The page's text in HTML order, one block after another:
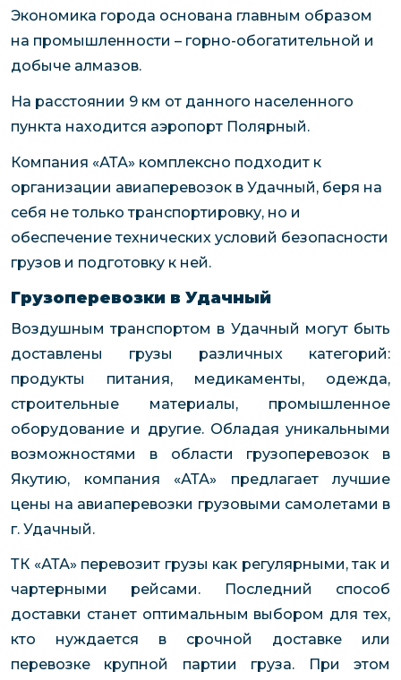
Экономика города основана главным образом
на промышленности – горно-обогатительной и
добыче алмазов.
На расстоянии 9 км от данного населенного
пункта находится аэропорт Полярный.
Компания «АТА» комплексно подходит к
организации авиаперевозок в Удачный, беря на
себя не только транспортировку, но и
обеспечение технических условий безопасности
грузов и подготовку к ней.
Грузоперевозки в Удачный
Воздушным транспортом в Удачный могут быть
доставлены грузы различных категорий:
продукты питания, медикаменты, одежда,
строительные материалы, промышленное
оборудование и другие. Обладая уникальными
возможностями в области грузоперевозок в
Якутию, компания «АТА» предлагает лучшие
цены на авиаперевозки грузовыми самолетами в
г. Удачный.
ТК «АТА» перевозит грузы как регулярными, так и
чартерными рейсами. Последний способ
доставки станет оптимальным выбором для тех,
кто нуждается в срочной доставке или
перевозке крупной партии груза. При этом